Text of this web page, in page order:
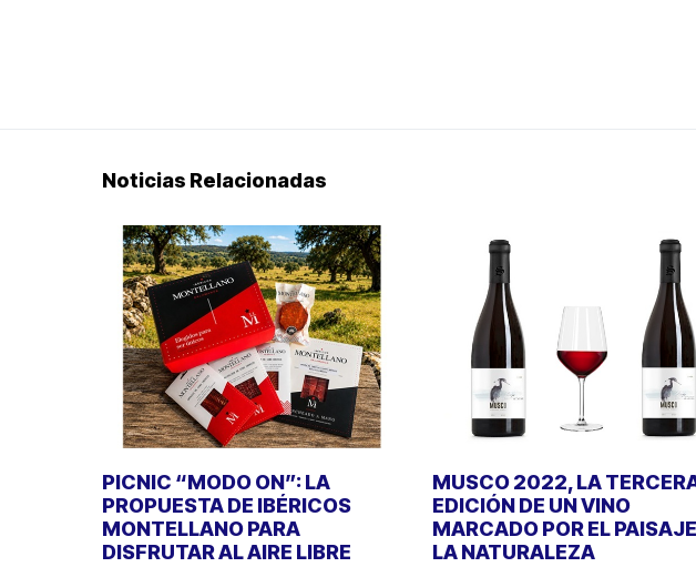
Noticias Relacionadas
PICNIC “MODO ON”: LA
PROPUESTA DE IBÉRICOS
MONTELLANO PARA
DISFRUTAR AL AIRE LIBRE
MUSCO 2022, LA
EDICIÓN DE UN VINO
MARCADO POR EL
LA NATURALEZA